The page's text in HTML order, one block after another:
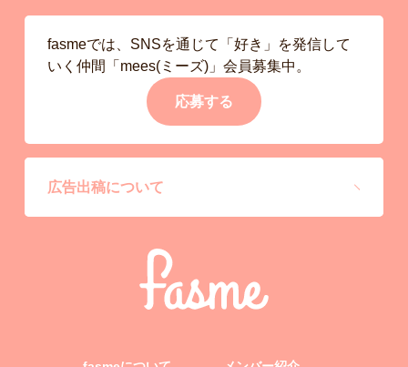
fasmeでは、SNSを通じて「好き」を発信して
いく仲間「mees(ミーズ)」会員募集中。
応募する
広告出稿について